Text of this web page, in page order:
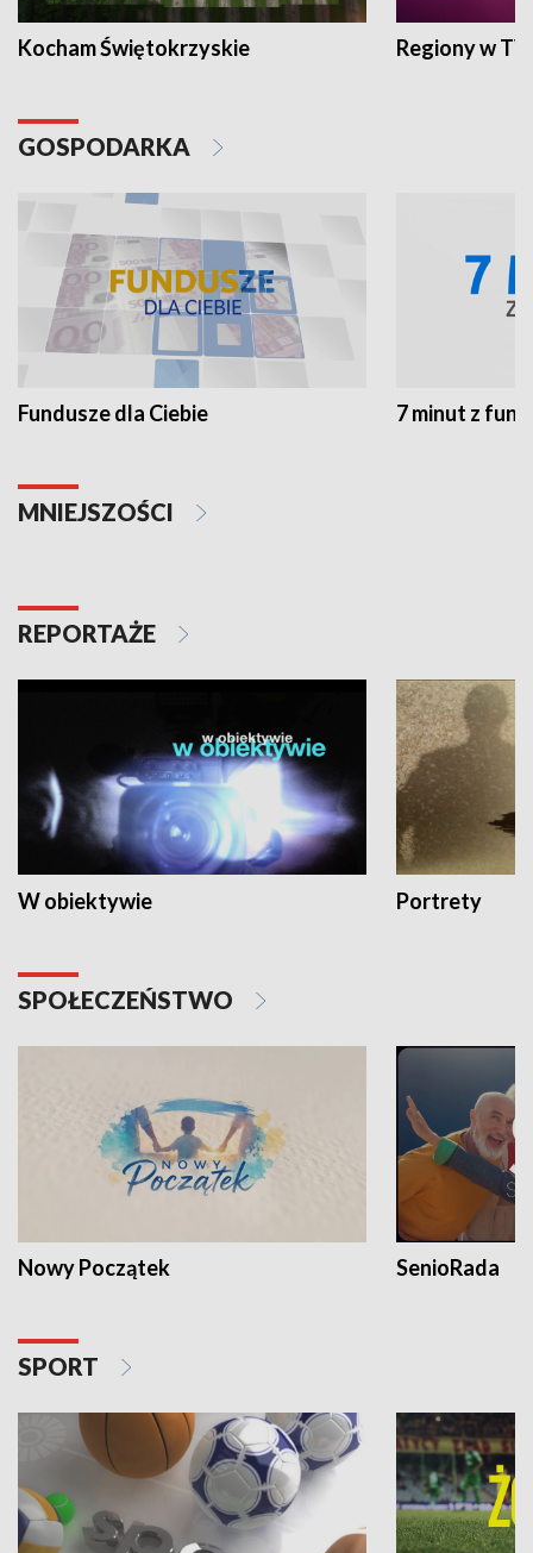
Kocham Świętokrzyskie Regiony w
GOSPODARKA
Fundusze dla Ciebie 7 minut z
MNIEJSZOŚCI
REPORTAŻE
W obiektywie Portrety
SPOŁECZEŃSTWO
Nowy Początek SenioRada
SPORT